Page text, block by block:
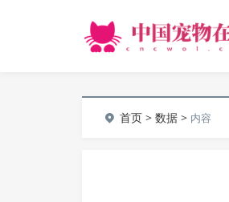
首页 >数据 > 内容